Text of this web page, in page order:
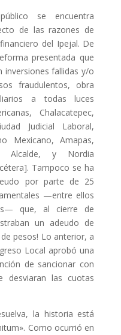
se encuentra
de las razones de
del Ipejal. De
presentada que
inversiones fallidas y/o
fraudulentos, obra
a todas luces
Chalacatepec,
Judicial Laboral,
Mexicano, Amapas,
Alcalde, y Nordia
Tampoco se ha
por parte de 25
—entre ellos
que, al cierre de
un adeudo de
pesos! Lo anterior, a
Local aprobó una
de sancionar con
desviaran las cuotas
la historia está
Como ocurrió en